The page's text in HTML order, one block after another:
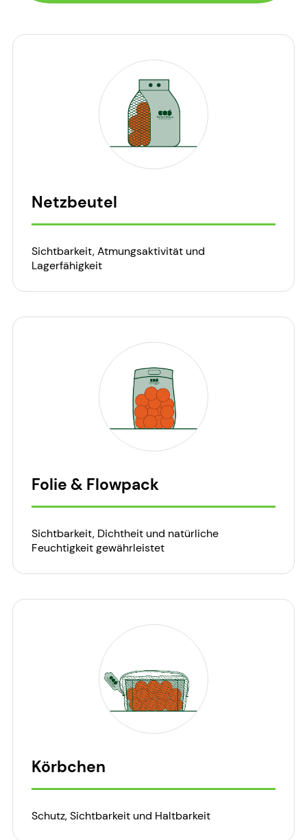
Netzbeutel
Sichtbarkeit, Atmungsaktivität und
Lagerfähigkeit
Folie & Flowpack
Sichtbarkeit, Dichtheit und natürliche
Feuchtigkeit gewährleistet
Körbchen
Schutz, Sichtbarkeit und Haltbarkeit